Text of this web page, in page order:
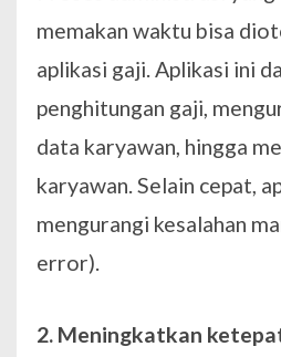
memakan waktu bisa
aplikasi gaji. Aplikasi ini
penghitungan gaji,
data karyawan, hingga
karyawan. Selain cepat,
mengurangi kesalahan
error).
2. Meningkatkan